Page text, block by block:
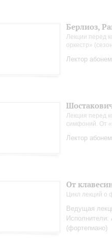
Берлиоз,
Лекции перед
оркестр»
Лектор
Лекция перед
симфоний. От
Лектор
От
Цикл лекций о
Ведущая
Исполнители:
(фортепиано)